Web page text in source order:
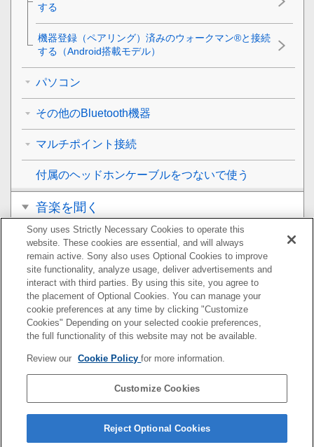
する
機器登録（ペアリング）済みのウォークマン®と接続
する（Android搭載モデル）
パソコン
その他のBluetooth機器
マルチポイント接続
付属のヘッドホンケーブルをつないで使う
音楽を聞く
通話する
音声アシスト機能を使う
アプリを使う
サービスとの連携でできること
お知らせ
Sony uses Strictly Necessary Cookies to operate this
website. These cookies are essential, and will always
remain active. Sony also uses Optional Cookies to improve
site functionality, analyze usage, deliver advertisements and
interact with third parties. By using this site, you agree to
the placement of Optional Cookies. You can manage your
cookie preferences at any time by clicking "Customize
Cookies" Depending on your selected cookie preferences,
the full functionality of this website may not be available.
Review our Cookie Policyfor more information.
Customize Cookies
Reject Optional Cookies